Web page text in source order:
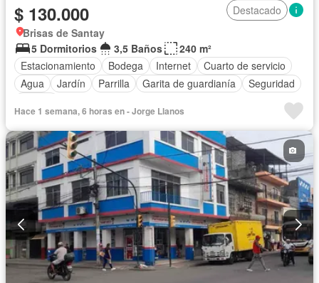
$ 130.000
Destacado
Brisas de Santay
5 Dormitorios
3,5 Baños
240 m²
Estacionamiento
Bodega Internet
Cuarto de servicio
Agua
Jardín Parrilla Garita de guardianía
Seguridad
Hace 1 semana, 6 horas en - Jorge Llanos